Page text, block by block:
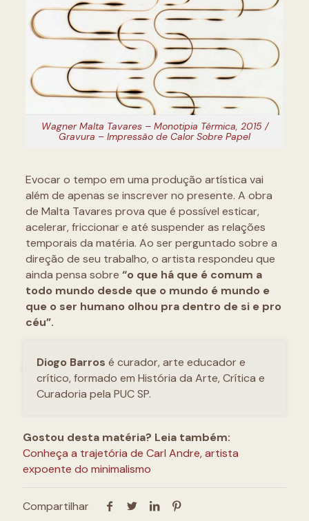
Wagner Malta Tavares – Monotipia Térmica, 2015 /
Gravura – Impressão de Calor Sobre Papel
Evocar o tempo em uma produção artística vai
além de apenas se inscrever no presente. A obra
de Malta Tavares prova que é possível esticar,
acelerar, friccionar e até suspender as relações
temporais da matéria. Ao ser perguntado sobre a
direção de seu trabalho, o artista respondeu que
ainda pensa sobre “o que há que é comum a
todo mundo desde que o mundo é mundo e
que o ser humano olhou pra dentro de si e pro
céu”.
Diogo Barros é curador, arte educador e
crítico, formado em História da Arte, Crítica e
Curadoria pela PUC SP.
Gostou desta matéria? Leia também:
Conheça a trajetória de Carl Andre, artista
expoente do minimalismo
Compartilhar